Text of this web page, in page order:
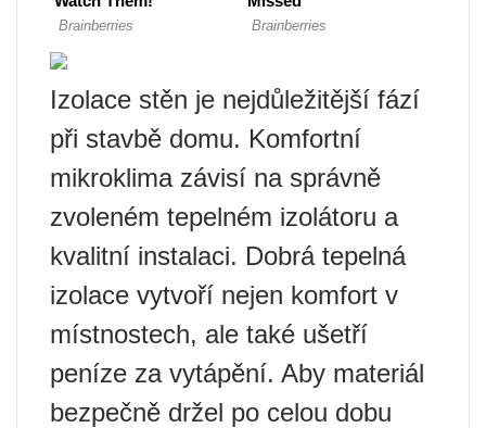
Izolace stěn je nejdůležitější fází
při stavbě domu. Komfortní
mikroklima závisí na správně
zvoleném tepelném izolátoru a
kvalitní instalaci. Dobrá tepelná
izolace vytvoří nejen komfort v
místnostech, ale také ušetří
peníze za vytápění. Aby materiál
bezpečně držel po celou dobu